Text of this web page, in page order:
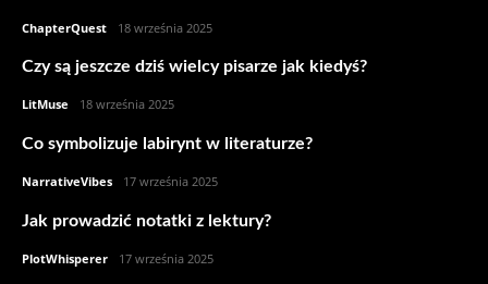
ChapterQuest 18 września 2025
Czy są jeszcze dziś wielcy pisarze jak kiedyś?
LitMuse 18 września 2025
Co symbolizuje labirynt w literaturze?
NarrativeVibes 17 września 2025
Jak prowadzić notatki z lektury?
PlotWhisperer 17 września 2025